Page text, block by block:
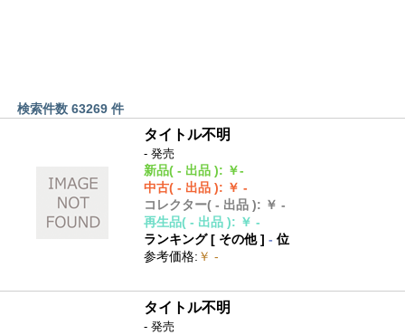
検索件数 63269 件
タイトル不明
- 発売
新品( - 出品 ): ￥-
中古( - 出品 ): ￥ -
コレクター( - 出品 ): ￥ -
再生品( - 出品 ): ￥ -
ランキング [ その他]- 位
参考価格: ￥ -
タイトル不明
- 発売